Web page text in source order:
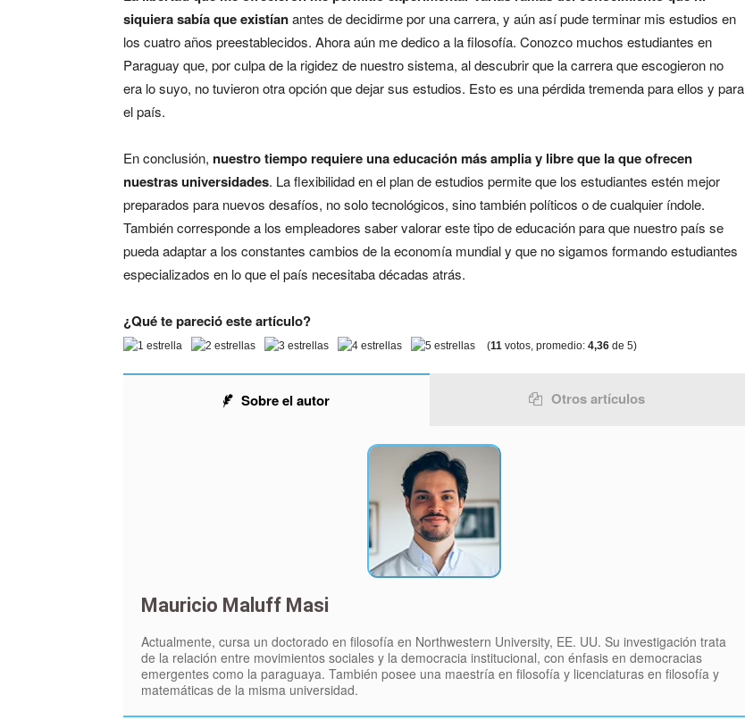
siquiera sabía que existíanantes de decidirme por una carrera, y aún así pude terminar mis estudios en
los cuatro años preestablecidos. Ahora aún me dedico a la filosofía. Conozco muchos estudiantes en
Paraguay que, por culpa de la rigidez de nuestro sistema, al descubrir que la carrera que escogieron no
era lo suyo, no tuvieron otra opción que dejar sus estudios. Esto es una pérdida tremenda para ellos y para
el país.
En conclusión, nuestro tiempo requiere una educación más amplia y libre que la que ofrecen
nuestras universidades. La flexibilidad en el plan de estudios permite que los estudiantes estén mejor
preparados para nuevos desafíos, no solo tecnológicos, sino también políticos o de cualquier índole.
También corresponde a los empleadores saber valorar este tipo de educación para que nuestro país se
pueda adaptar a los constantes cambios de la economía mundial y que no sigamos formando estudiantes
especializados en lo que el país necesitaba décadas atrás.
¿Qué te pareció este artículo?
(11 votos, promedio: 4,36 de 5)
Sobre el autor Otros artículos
Mauricio Maluff Masi
Actualmente, cursa un doctorado en filosofía en Northwestern University, EE. UU. Su investigación trata
de la relación entre movimientos sociales y la democracia institucional, con énfasis en democracias
emergentes como la paraguaya. También posee una maestría en filosofía y licenciaturas en filosofía y
matemáticas de la misma universidad.